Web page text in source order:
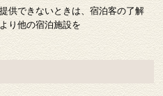
供できないときは、宿泊客の了解
り他の宿泊施設を